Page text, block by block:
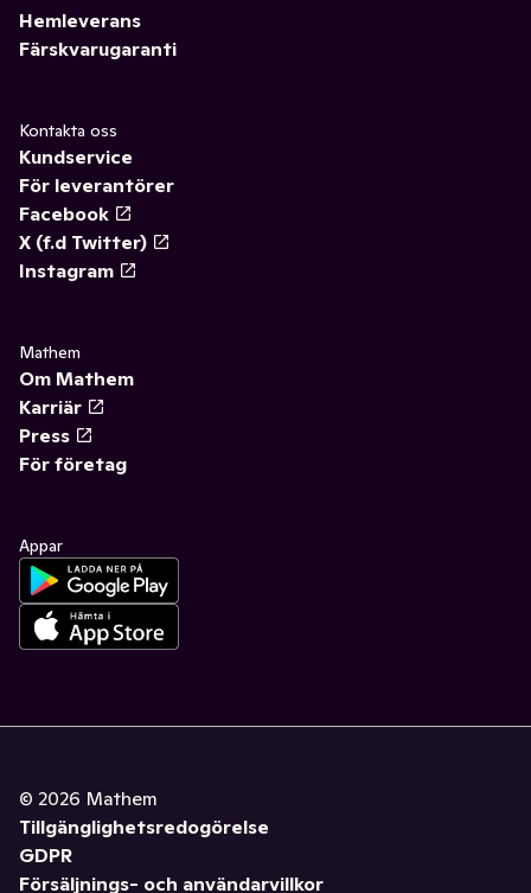
Hemleverans
Färskvarugaranti
Kontakta oss
Kundservice
För leverantörer
Facebook
X (f.d Twitter)
Instagram
Mathem
Om Mathem
Karriär
Press
För företag
Appar
© 2026 Mathem
Tillgänglighetsredogörelse
GDPR
Försäljnings- och användarvillkor